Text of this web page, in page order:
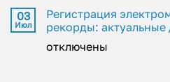
03
Июл
Регистрация
рекорды:
отключены